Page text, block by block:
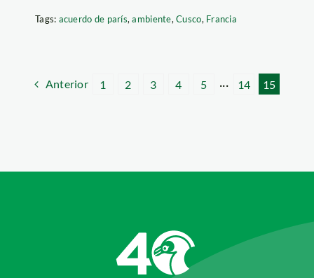
Tags: acuerdo de parís,ambiente,Cusco, Francia
Anterior 1 2 3 4 5 ··· 14 15